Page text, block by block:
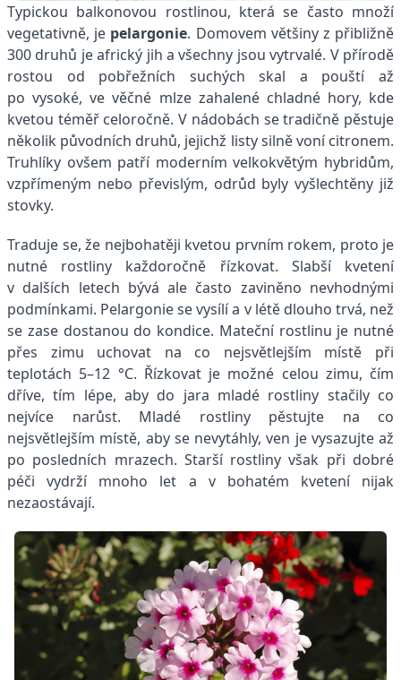
Typickou balkonovou rostlinou, která se často množí
vegetativně, je pelargonie. Domovem většiny z přibližně
300 druhů je africký jih a všechny jsou vytrvalé. V přírodě
rostou od pobřežních suchých skal a pouští až
po vysoké, ve věčné mlze zahalené chladné hory, kde
kvetou téměř celoročně. V nádobách se tradičně pěstuje
několik původních druhů, jejichž listy silně voní citronem.
Truhlíky ovšem patří moderním velkokvětým hybridům,
vzpřímeným nebo převislým, odrůd byly vyšlechtěny již
stovky.
Traduje se, že nejbohatěji kvetou prvním rokem, proto je
nutné rostliny každoročně řízkovat. Slabší kvetení
v dalších letech bývá ale často zaviněno nevhodnými
podmínkami. Pelargonie se vysílí a v létě dlouho trvá, než
se zase dostanou do kondice. Mateční rostlinu je nutné
přes zimu uchovat na co nejsvětlejším místě při
teplotách 5–12 °C. Řízkovat je možné celou zimu, čím
dříve, tím lépe, aby do jara mladé rostliny stačily co
nejvíce narůst. Mladé rostliny pěstujte na co
nejsvětlejším místě, aby se nevytáhly, ven je vysazujte až
po posledních mrazech. Starší rostliny však při dobré
péči vydrží mnoho let a v bohatém kvetení nijak
nezaostávají.